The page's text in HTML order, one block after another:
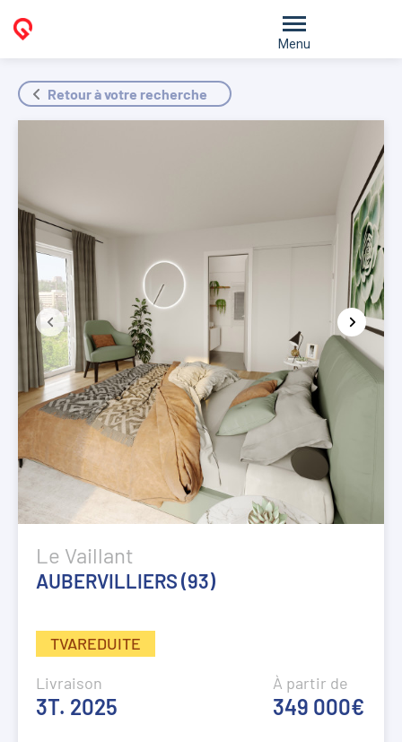
Menu
Retour à votre recherche
Le Vaillant
AUBERVILLIERS (93)
TVAREDUITE
Livraison
3T. 2025
À partir de
349 000€